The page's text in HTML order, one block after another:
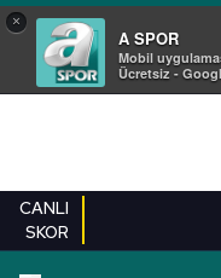
×
A SPOR
Mobil
Ücretsiz -
CANLI
SKOR